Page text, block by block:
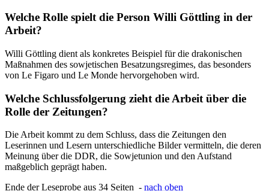
Welche Rolle spielt die Person Willi Göttling in der
Arbeit?
Willi Göttling dient als konkretes Beispiel für die drakonischen
Maßnahmen des sowjetischen Besatzungsregimes, das besonders
von Le Figaro und Le Monde hervorgehoben wird.
Welche Schlussfolgerung zieht die Arbeit über die
Rolle der Zeitungen?
Die Arbeit kommt zu dem Schluss, dass die Zeitungen den
Leserinnen und Lesern unterschiedliche Bilder vermitteln, die deren
Meinung über die DDR, die Sowjetunion und den Aufstand
maßgeblich geprägt haben.
Ende der Leseprobe aus 34 Seiten - nach oben